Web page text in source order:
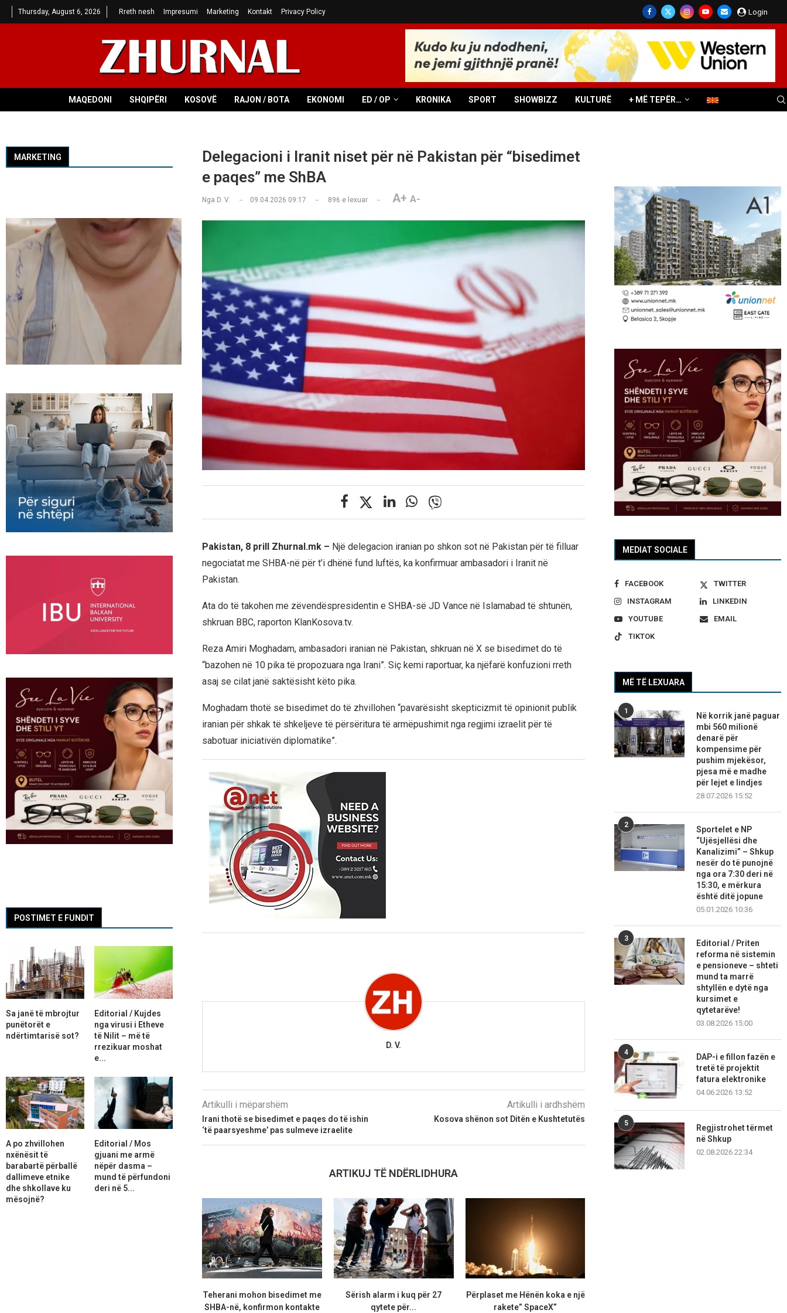
Thursday, August 6, 2026 Rreth nesh Impresumi Marketing Kontakt Privacy Policy Login
MAQEDONI SHQIPËRI KOSOVË RAJON / BOTA EKONOMI ED / OP KRONIKA SPORT SHOWBIZZ KULTURË + MË TEPËR…
Delegacioni i Iranit niset për në Pakistan për “bisedimet
e paqes” me ShBA
Nga D. V. 09.04.2026 09:17 896 e lexuar A+ A-
Pakistan, 8 prill Zhurnal.mk – Një delegacion iranian po shkon sot në Pakistan për të filluar
negociatat me SHBA-në për t’i dhënë fund luftës, ka konfirmuar ambasadori i Iranit në
Pakistan.
Ata do të takohen me zëvendëspresidentin e SHBA-së JD Vance në Islamabad të shtunën,
shkruan BBC, raporton KlanKosova.tv.
Reza Amiri Moghadam, ambasadori iranian në Pakistan, shkruan në X se bisedimet do të
“bazohen në 10 pika të propozuara nga Irani”. Siç kemi raportuar, ka njëfarë konfuzioni rreth
asaj se cilat janë saktësisht këto pika.
Moghadam thotë se bisedimet do të zhvillohen “pavarësisht skepticizmit të opinionit publik
iranian për shkak të shkeljeve të përsëritura të armëpushimit nga regjimi izraelit për të
sabotuar iniciativën diplomatike”.
D. V.
Artikulli i mëparshëm
Irani thotë se bisedimet e paqes do të ishin
‘të paarsyeshme’ pas sulmeve izraelite
Artikulli i ardhshëm
Kosova shënon sot Ditën e Kushtetutës
ARTIKUJ TË NDËRLIDHURA
Teherani mohon bisedimet me
SHBA-në, konfirmon kontakte
Sërish alarm i kuq për 27
qytete për...
Përplaset me Hënën koka e një
rakete” SpaceX”
MEDIAT SOCIALE
FACEBOOK
TWITTER
INSTAGRAM
LINKEDIN
YOUTUBE
EMAIL
TIKTOK
MË TË LEXUARA
1
Në korrik janë paguar
mbi 560 milionë
denarë për
kompensime për
pushim mjekësor,
pjesa më e madhe
për lejet e lindjes
28.07.2026 15:52
2
Sportelet e NP
“Ujësjellësi dhe
Kanalizimi” – Shkup
nesër do të punojnë
nga ora 7:30 deri në
15:30, e mërkura
është ditë jopune
05.01.2026 10:36
3
Editorial / Priten
reforma në sistemin
e pensioneve – shteti
mund ta marrë
shtyllën e dytë nga
kursimet e
qytetarëve!
03.08.2026 15:00
4
DAP-i e fillon fazën e
tretë të projektit
fatura elektronike
04.06.2026 13:52
5
Regjistrohet tërmet
në Shkup
02.08.2026 22:34
MARKETING
POSTIMET E FUNDIT
Sa janë të mbrojtur
punëtorët e
ndërtimtarisë sot?
Editorial / Kujdes
nga virusi i Etheve
të Nilit – më të
rrezikuar moshat
e...
A po zhvillohen
nxënësit të
barabartë përballë
dallimeve etnike
dhe shkollave ku
mësojnë?
Editorial / Mos
gjuani me armë
nëpër dasma –
mund të përfundoni
deri në 5...